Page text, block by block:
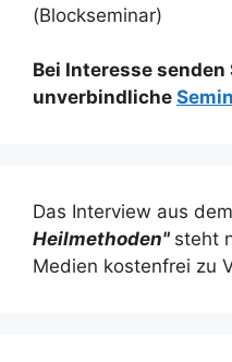
(Blockseminar)
Bei Interesse
unverbindliche
Das Interview aus
Heilmethoden" steht
Medien kostenfrei zu